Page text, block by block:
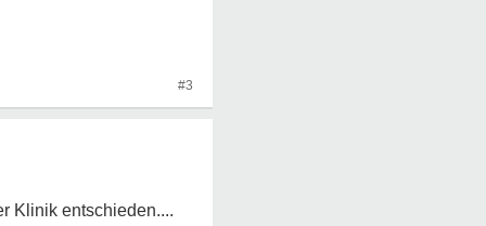
#3
Klinik entschieden....